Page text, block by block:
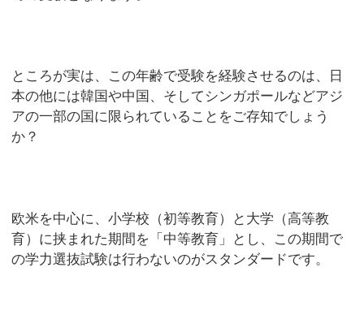
ところが実は、この年齢で受験を経験させるのは、日
本の他には韓国や中国、そしてシンガポールなどアジ
アの一部の国に限られていることをご存知でしょう
か？
欧米を中心に、小学校（初等教育）と大学（高等教
育）に挟まれた期間を「中等教育」とし、この期間で
の学力選抜試験は行わないのがスタンダードです。